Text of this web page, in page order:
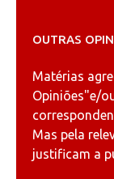
OUTRAS
Matérias
Opiniões"e/
Mas pela
justificam a